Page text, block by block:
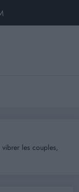
les couples,